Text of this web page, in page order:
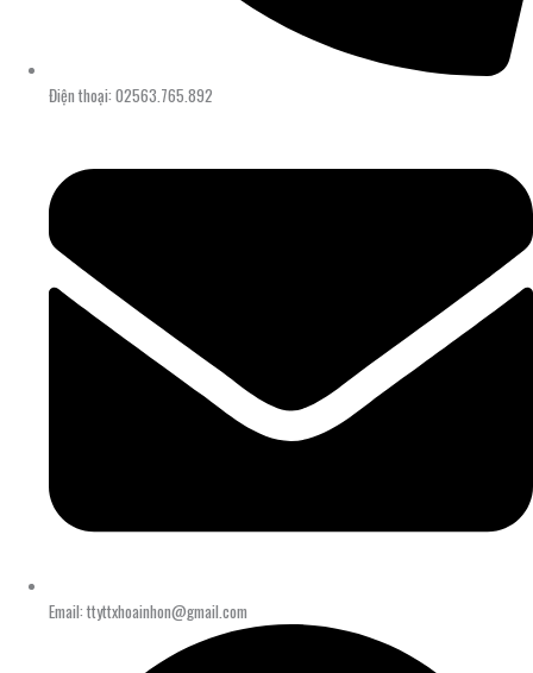
Điện thoại: 02563.765.892
Email: ttyttxhoainhon@gmail.com